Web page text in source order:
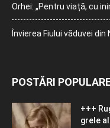
Orhei: „Pentru viață, cu
Învierea Fiului văduvei din
POSTĂRI
+++
grele